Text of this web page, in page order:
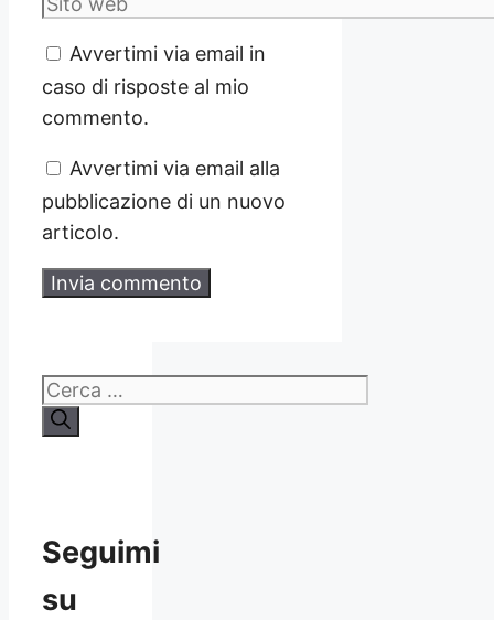
Avvertimi via email in
caso di risposte al mio
commento.
Avvertimi via email alla
pubblicazione di un nuovo
articolo.
Ricerca
per:
Seguimi
su